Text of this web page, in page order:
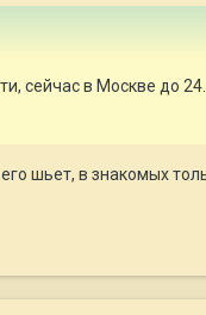
сейчас в Москве до
шьет, в знакомых